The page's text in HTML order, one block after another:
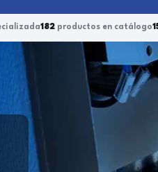
182productos en catálogo